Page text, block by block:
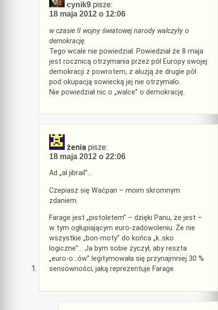
cynik9 pisze:
18 maja 2012 o 12:06
w czasie II wojny światowej narody walczyły o
demokrację.
Tego wcale nie powiedział. Powiedział że 8 maja
jest rocznicą otrzymania przez pół Europy swojej
demokracji z powrotem, z aluzją że drugie pół
pod okupacją sowiecką jej nie otrzymało.
Nie powiedział nic o „walce” o demokrację.
żenia pisze:
18 maja 2012 o 22:06
Ad „al jibrail”…
Czepiasz się Waćpan – moim skromnym
zdaniem.
Farage jest „pistoletem” – dzięki Panu, że jest –
w tym ogłupiającym euro-zadowoleniu. Że nie
wszystkie „bon-moty” do końca „k..sko
logiczne”… Ja bym sobie życzył, aby reszta
„euro-o…ów” legitymowała się przynajmniej 30 %
sensowności, jaką reprezentuje Farage.